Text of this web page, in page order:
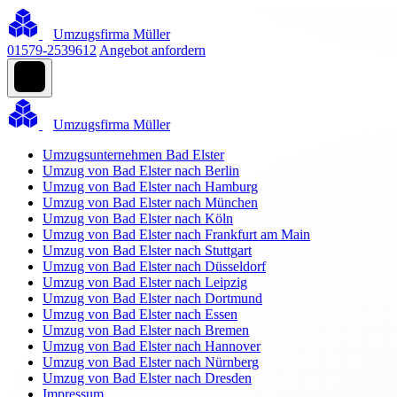
Umzugsfirma Müller
01579-2539612 Angebot anfordern
Umzugsfirma Müller
Umzugsunternehmen Bad Elster
Umzug von Bad Elster nach Berlin
Umzug von Bad Elster nach Hamburg
Umzug von Bad Elster nach München
Umzug von Bad Elster nach Köln
Umzug von Bad Elster nach Frankfurt am Main
Umzug von Bad Elster nach Stuttgart
Umzug von Bad Elster nach Düsseldorf
Umzug von Bad Elster nach Leipzig
Umzug von Bad Elster nach Dortmund
Umzug von Bad Elster nach Essen
Umzug von Bad Elster nach Bremen
Umzug von Bad Elster nach Hannover
Umzug von Bad Elster nach Nürnberg
Umzug von Bad Elster nach Dresden
Impressum